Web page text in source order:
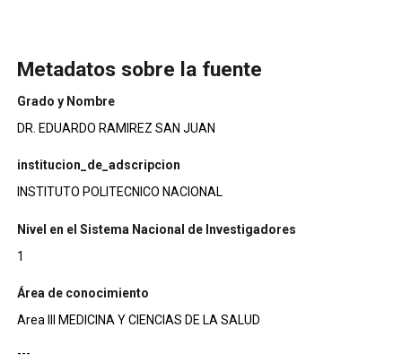
Metadatos sobre la fuente
Grado y Nombre
DR. EDUARDO RAMIREZ SAN JUAN
institucion_de_adscripcion
INSTITUTO POLITECNICO NACIONAL
Nivel en el Sistema Nacional de Investigadores
1
Área de conocimiento
Area III MEDICINA Y CIENCIAS DE LA SALUD
---